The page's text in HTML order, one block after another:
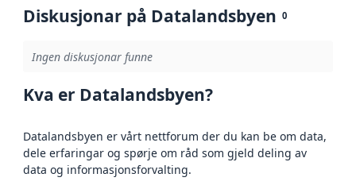
Diskusjonar på Datalandsbyen 0
Ingen diskusjonar funne
Kva er Datalandsbyen?
Datalandsbyen er vårt nettforum der du kan be om data,
dele erfaringar og spørje om råd som gjeld deling av
data og informasjonsforvalting.